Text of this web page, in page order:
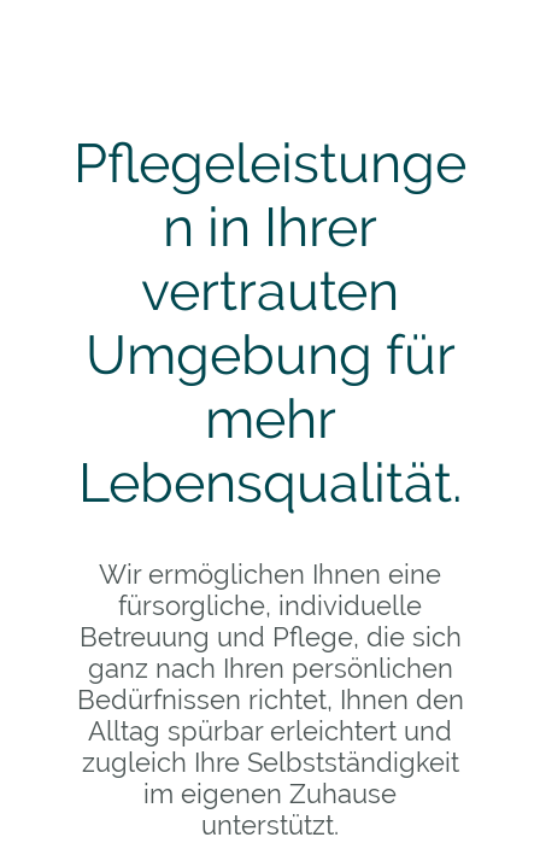
Pflegeleistunge
n in Ihrer
vertrauten
Umgebung für
mehr
Lebensqualität.
Wir ermöglichen Ihnen eine
fürsorgliche, individuelle
Betreuung und Pflege, die sich
ganz nach Ihren persönlichen
Bedürfnissen richtet, Ihnen den
Alltag spürbar erleichtert und
zugleich Ihre Selbstständigkeit
im eigenen Zuhause
unterstützt.